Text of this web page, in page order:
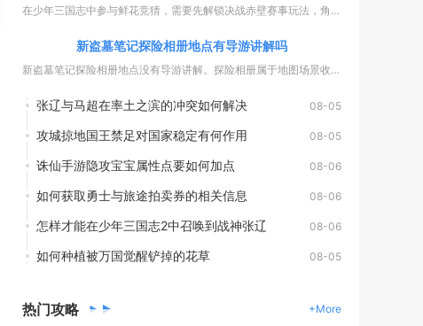
在少年三国志中参与鲜花竞猜，需要先解锁决战赤壁赛事玩法，角色...
新盗墓笔记探险相册地点有导游讲解吗
新盗墓笔记探险相册地点没有导游讲解。探险相册属于地图场景收集...
张辽与马超在率土之滨的冲突如何解决 08-05
攻城掠地国王禁足对国家稳定有何作用 08-05
诛仙手游隐攻宝宝属性点要如何加点 08-06
如何获取勇士与旅途拍卖券的相关信息 08-06
怎样才能在少年三国志2中召唤到战神张辽 08-06
如何种植被万国觉醒铲掉的花草 08-05
热门攻略 +More